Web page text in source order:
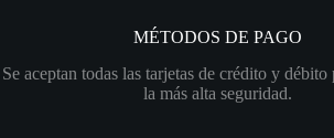
MÉTODOS DE PAGO
Se aceptan todas las tarjetas de crédito y débito
la más alta seguridad.